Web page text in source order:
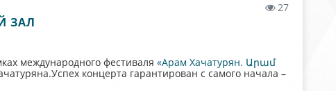
27
ЗАЛ
международного фестиваля «Арам Хачатурян. Արամ
концерта гарантирован с самого начала –